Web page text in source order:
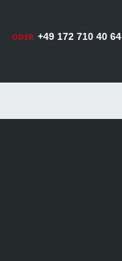
ODER +49 172 710 40 64